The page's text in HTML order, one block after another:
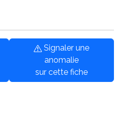
Signaler une
anomalie
sur cette fiche